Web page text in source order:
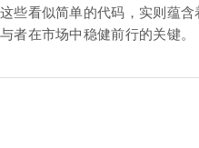
些看似简单的代码，实则蕴
者在市场中稳健前行的关键。